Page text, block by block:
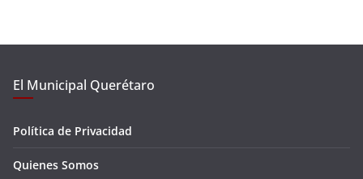
El Municipal Querétaro
Política de Privacidad
Quienes Somos